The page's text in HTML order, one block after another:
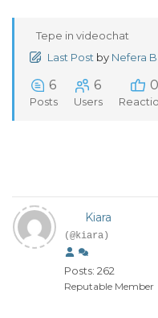
Tepe in videochat
Last Post by Nefera
6
Posts
6
Users
0
Kiara
(@kiara)
Posts: 262
Reputable Member